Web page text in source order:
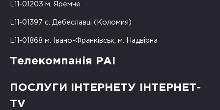
L11-01203 м. Яремче
L11-01397 с. Дебеславці (Коломия)
L11-01868 м. Івано-Франківськ, м. Надвірна
Телекомпанія РАІ
ПОСЛУГИ ІНТЕРНЕТУ ІНТЕРНЕТ-
TV